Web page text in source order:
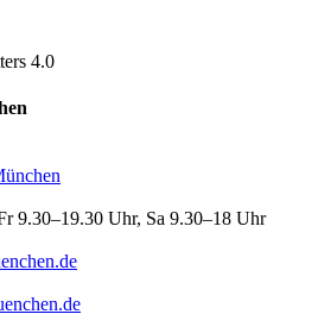
4.0
9.30–19.30 Uhr, Sa 9.30–18 Uhr